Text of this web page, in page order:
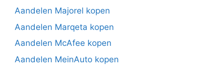
Aandelen Majorel kopen
Aandelen Marqeta kopen
Aandelen McAfee kopen
Aandelen MeinAuto kopen